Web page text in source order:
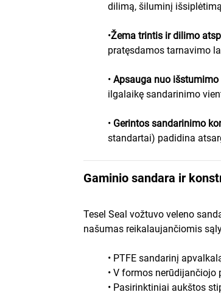
dilimą, šiluminį
•Žema trintis ir dilimo
pratęsdamos tarnavimo
• Apsauga nuo išstumimo
ilgalaikę sandarinimo
• Gerintos sandarinimo
standartai) padidina
Gaminio sandara ir
Tesel Seal vožtuvo veleno
našumas reikalaujančiomis
• PTFE sandarinį
• V formos
• Pasirinktiniai aukštos